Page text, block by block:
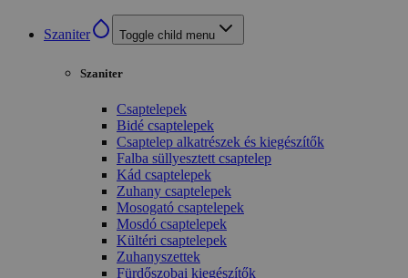
Szaniter Toggle child menu
Szaniter
Csaptelepek
Bidé csaptelepek
Csaptelep alkatrészek és kiegészítők
Falba süllyesztett csaptelep
Kád csaptelepek
Zuhany csaptelepek
Mosogató csaptelepek
Mosdó csaptelepek
Kültéri csaptelepek
Zuhanyszettek
Fürdőszobai kiegészítők